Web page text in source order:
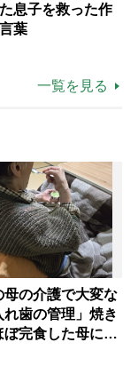
息子を救った作
葉
一覧を見る
母の介護で大変な
れ歯の管理」焼き
ぼ完食した母に息
が引いた理由